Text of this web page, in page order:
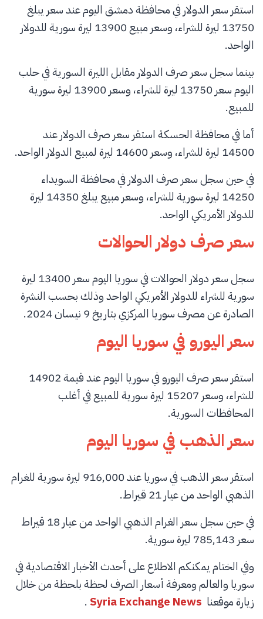
استقر سعر الدولار في محافظة دمشق اليوم عند سعر يبلغ
13750 ليرة للشراء، وسعر مبيع 13900 ليرة سورية للدولار
الواحد.
بينما سجل سعر صرف الدولار مقابل الليرة السورية في حلب
اليوم سعر 13750 ليرة للشراء، وسعر 13900 ليرة سورية
للمبيع.
أما في محافظة الحسكة استقر سعر صرف الدولار عند
14500 ليرة للشراء، وسعر 14600 ليرة لمبيع الدولار الواحد.
في حين سجل سعر صرف الدولار في محافظة السويداء
14250 ليرة سورية للشراء، وسعر مبيع يبلغ 14350 ليرة
للدولار الأمريكي الواحد.
سعر صرف دولار الحوالات
سجل سعر دولار الحوالات في سوريا اليوم سعر 13400 ليرة
سورية للشراء للدولار الأمريكي الواحد وذلك بحسب النشرة
الصادرة عن مصرف سوريا المركزي بتاريخ 9 نيسان 2024.
سعر اليورو في سوريا اليوم
استقر سعر صرف اليورو في سوريا اليوم عند قيمة 14902
للشراء، وسعر 15207 ليرة سورية للمبيع في أغلب
المحافظات السورية.
سعر الذهب في سوريا اليوم
استقر سعر الذهب في سوريا عند 916,000 ليرة سورية للغرام
الذهبي الواحد من عيار 21 قيراط.
في حين سجل سعر الغرام الذهبي الواحد من عيار 18 قيراط
سعر 785,143 ليرة سورية.
وفي الختام يمكنكم الاطلاع على أحدث الأخبار الاقتصادية في
سوريا والعالم ومعرفة أسعار الصرف لحظة بلحظة من خلال
زيارة موقعنا Syria Exchange News
.